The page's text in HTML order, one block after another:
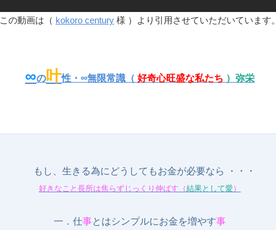
この動画は（ kokoro century 様 ）より引用させていただいています。
∞の叶性・∞無限常識（ 好奇心旺盛な私たち ）弥栄
もし、生きる為にどうしてもお金が必要なら ・・・
好きなこと長所は焦らずじっくり伸ばす（結果として愛）
一．仕事とはシンプルにお金を増やす事